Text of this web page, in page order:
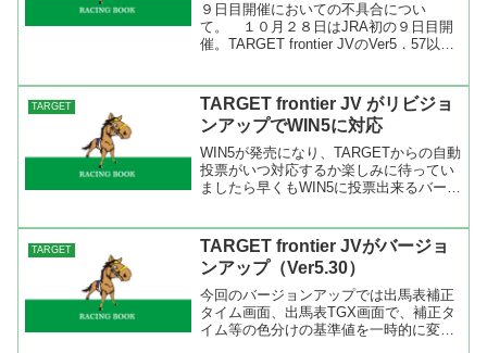
９日目開催においての不具合につい
て。 １０月２８日はJRA初の９日目開
催。TARGET frontier JVのVer5．57以前
てない ・レース印が消えてしまう そ
の...
TARGET
TARGET frontier JV がリビジョ
ンアップでWIN5に対応
WIN5が発売になり、TARGETからの自動
投票がいつ対応するか楽しみに待ってい
ましたら早くもWIN5に投票出来るバージ
それは自己責任で。 WIN5画面の使い方
は簡単で...
TARGET
TARGET frontier JVがバージョ
ンアップ（Ver5.30）
今回のバージョンアップでは出馬表補正
タイム画面、出馬表TGX画面で、補正タ
イム等の色分けの基準値を一時的に変更